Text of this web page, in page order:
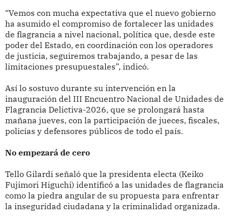
“Vemos con mucha expectativa que el nuevo gobierno
ha asumido el compromiso de fortalecer las unidades
de flagrancia a nivel nacional, política que, desde este
poder del Estado, en coordinación con los operadores
de justicia, seguiremos trabajando, a pesar de las
limitaciones presupuestales”, indicó.
Así lo sostuvo durante su intervención en la
inauguración del III Encuentro Nacional de Unidades de
Flagrancia Delictiva-2026, que se prolongará hasta
mañana jueves, con la participación de jueces, fiscales,
policías y defensores públicos de todo el país.
No empezará de cero
Tello Gilardi señaló que la presidenta electa (Keiko
Fujimori Higuchi) identificó a las unidades de flagrancia
como la piedra angular de su propuesta para enfrentar
la inseguridad ciudadana y la criminalidad organizada.